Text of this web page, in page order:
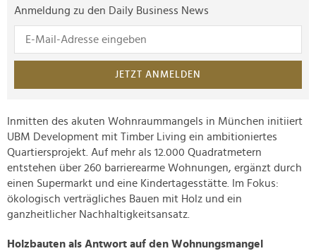
Anmeldung zu den Daily Business News
JETZT ANMELDEN
Inmitten des akuten Wohnraummangels in München initiiert
UBM Development mit Timber Living ein ambitioniertes
Quartiersprojekt. Auf mehr als 12.000 Quadratmetern
entstehen über 260 barrierearme Wohnungen, ergänzt durch
einen Supermarkt und eine Kindertagesstätte. Im Fokus:
ökologisch verträgliches Bauen mit Holz und ein
ganzheitlicher Nachhaltigkeitsansatz.
Holzbauten als Antwort auf den Wohnungsmangel